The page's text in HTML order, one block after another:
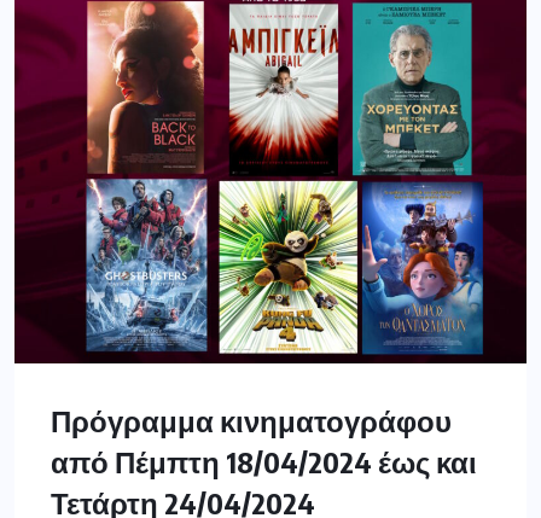
Πρόγραμμα κινηματογράφου
από Πέμπτη 18/04/2024 έως και
Τετάρτη 24/04/2024